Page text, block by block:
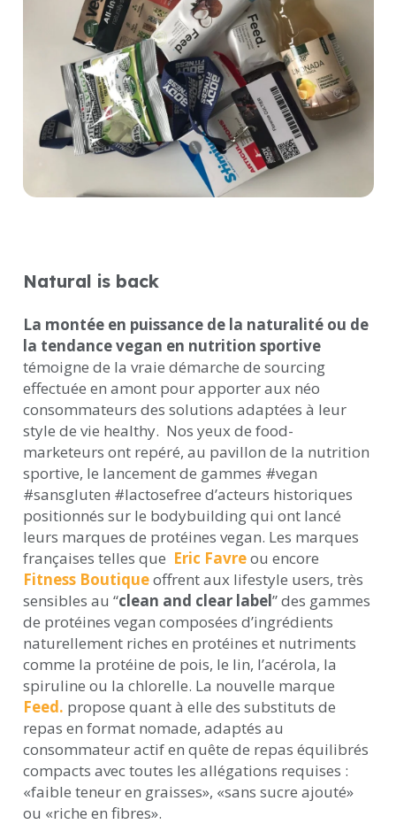
Natural is back
La montée en puissance de la naturalité ou de
la tendance vegan en nutrition sportive
témoigne de la vraie démarche de sourcing
effectuée en amont pour apporter aux néo
consommateurs des solutions adaptées à leur
style de vie healthy. Nos yeux de food-
marketeurs ont repéré, au pavillon de la nutrition
sportive, le lancement de gammes #vegan
#sansgluten #lactosefree d’acteurs historiques
positionnés sur le bodybuilding qui ont lancé
leurs marques de protéines vegan. Les marques
françaises telles que Eric Favreou encore
Fitness Boutiqueoffrent aux lifestyle users, très
sensibles au “clean and clear label” des gammes
de protéines vegan composées d’ingrédients
naturellement riches en protéines et nutriments
comme la protéine de pois, le lin, l’acérola, la
spiruline ou la chlorelle. La nouvelle marque
Feed. propose quant à elle des substituts de
repas en format nomade, adaptés au
consommateur actif en quête de repas équilibrés
compacts avec toutes les allégations requises :
«faible teneur en graisses», «sans sucre ajouté»
ou «riche en fibres».